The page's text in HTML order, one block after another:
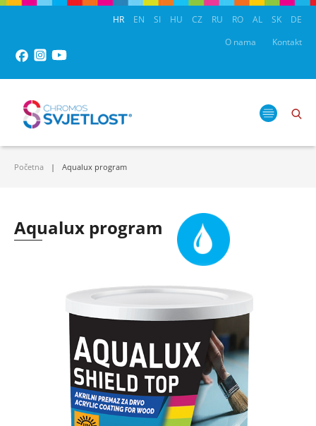
HR EN SI HU CZ RU RO AL SK
DE
O nama
Kontakt
Početna Aqualux program
Aqualux program